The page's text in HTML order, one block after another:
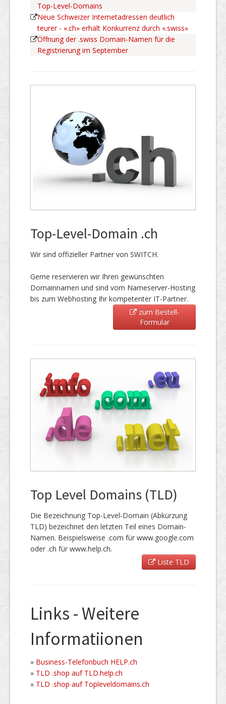
Top-Level-Domains
Neue Schweizer Internetadressen deutlich
teurer - «.ch» erhält Konkurrenz durch «.swiss»
Öffnung der .swiss Domain-Namen für die
Registrierung im September
Top-Level-Domain .ch
Wir sind offizieller Partner von SWITCH.
Gerne reservieren wir Ihren gewünschten
Domainnamen und sind vom Nameserver-Hosting
bis zum Webhosting Ihr kompetenter IT-Partner.
zum Bestell-
Formular
Top Level Domains (TLD)
Die Bezeichnung Top-Level-Domain (Abkürzung
TLD) bezeichnet den letzten Teil eines Domain-
Namen. Beispielsweise .com für www.google.com
oder .ch für www.help.ch.
Liste TLD
Links - Weitere
Informatiionen
» Business-Telefonbuch HELP.ch
» TLD .shop auf TLD.help.ch
» TLD .shop auf Topleveldomains.ch